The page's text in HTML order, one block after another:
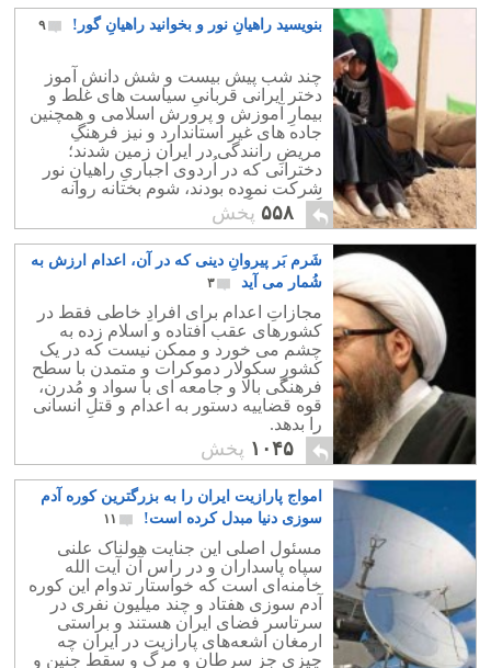
بنویسید راهیانِ نور و بخوانید راهیانِ گور! ۹
چند شب پیش بیست و شش دانش آموز
دختر ایرانی قربانیِ سیاست های غلط و
بیمارِ آموزش و پرورش اسلامی و همچنین
جاده های غیر استاندارد و نیز فرهنگِ
مریضِ رانندگی در ایران زمین شدند؛
دخترانی که در اُردوی اجباریِ راهیانِ نور
شرکت نموده بودند، شوم بختانه روانه
گورستان گشتند.
۵۵۸ پخش
شَرم بَر پیروانِ دینی که در آن، اعدام ارزش به
شُمار می آید
۳
مجازاتِ اعدام برای افرادِ خاطی فقط در
کشورهای عقب افتاده و اسلام زده به
چشم می خورد و ممکن نیست که در یک
کشورِ سکولار دموکرات و متمدن با سطح
فرهنگی بالا و جامعه ای با سواد و مُدرن،
قوه قضاییه دستور به اعدام و قتلِ انسانی
را بدهد.
۱۰۴۵ پخش
امواج پارازیت ایران را به بزرگترین کوره آدم
سوزی دنیا مبدل کرده است!
۱۱
مسئول اصلی این جنایت هولناک علنی
سپاه پاسداران و در راس آن آیت الله
خامنه‌ای است که خواستار تدوام این کوره
آدم سوزی هفتاد و چند میلیون نفری در
سرتاسر فضای ایران هستند و براستی
ارمغان اشعه‌های پارازیت در ایران چه
چیزی جز سرطان و مرگ و سقط جنین و